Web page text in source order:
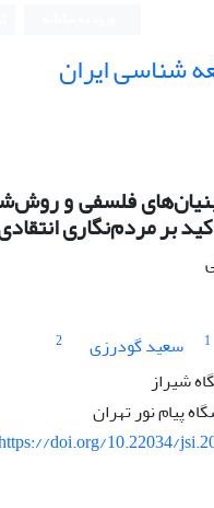
شناسی ایران
فلسفی و
بر مردم‌نگاری
1 سعید گودرزی
2
شیراز
پیام نور تهران
doi.org/10.22034/